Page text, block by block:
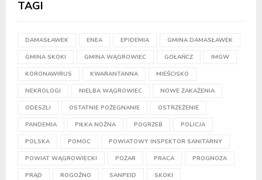
TAGI
DAMASŁAWEK ENEA EPIDEMIA GMINA DAMASŁAWEK
GMINA SKOKI GMINA WĄGROWIEC GOŁAŃCZ IMGW
KORONAWIRUS KWARANTANNA MIEŚCISKO
NEKROLOGI NIELBA WĄGROWIEC NOWE ZAKAŻENIA
ODESZLI OSTATNIE POŻEGNANIE OSTRZEŻENIE
PANDEMIA PIŁKA NOŻNA POGRZEB POLICJA
POLSKA POMOC POWIATOWY INSPEKTOR SANITARNY
POWIAT WĄGROWIECKI POŻAR PRACA PROGNOZA
PRĄD ROGOŹNO SANPEID SKOKI